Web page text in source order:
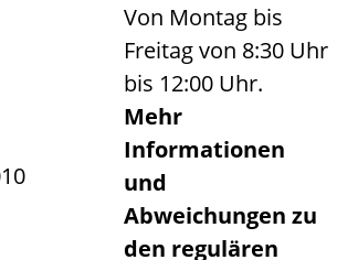
Von Montag bis
Freitag von 8:30 Uhr
bis 12:00 Uhr.
Mehr
Informationen
und
Abweichungen zu
den regulären